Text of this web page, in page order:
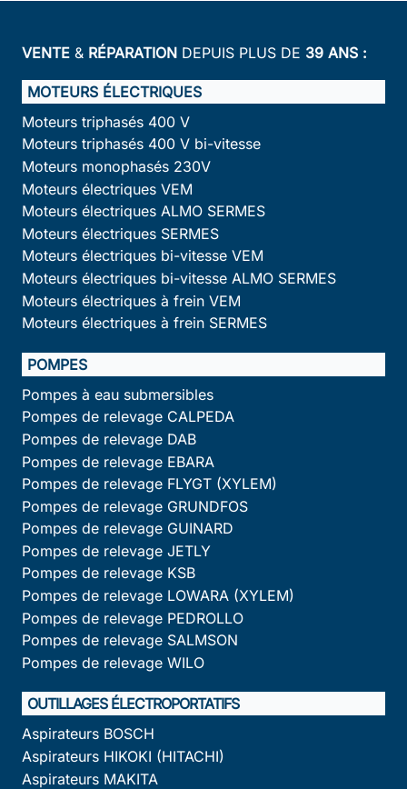
VENTE & RÉPARATION DEPUIS PLUS DE 39 ANS :
MOTEURS ÉLECTRIQUES
Moteurs triphasés 400 V
Moteurs triphasés 400 V bi-vitesse
Moteurs monophasés 230V
Moteurs électriques VEM
Moteurs électriques ALMO SERMES
Moteurs électriques SERMES
Moteurs électriques bi-vitesse VEM
Moteurs électriques bi-vitesse ALMO SERMES
Moteurs électriques à frein VEM
Moteurs électriques à frein SERMES
POMPES
Pompes à eau submersibles
Pompes de relevage CALPEDA
Pompes de relevage DAB
Pompes de relevage EBARA
Pompes de relevage FLYGT (XYLEM)
Pompes de relevage GRUNDFOS
Pompes de relevage GUINARD
Pompes de relevage JETLY
Pompes de relevage KSB
Pompes de relevage LOWARA (XYLEM)
Pompes de relevage PEDROLLO
Pompes de relevage SALMSON
Pompes de relevage WILO
OUTILLAGES ÉLECTROPORTATIFS
Aspirateurs BOSCH
Aspirateurs HIKOKI (HITACHI)
Aspirateurs MAKITA